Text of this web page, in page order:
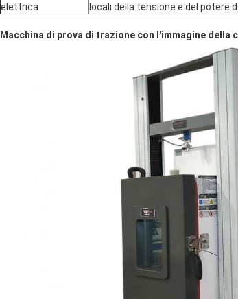
elettrica
locali della tensione e del potere
Macchina di prova di trazione con l'immagine della